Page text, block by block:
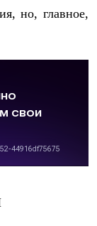
но, главное,